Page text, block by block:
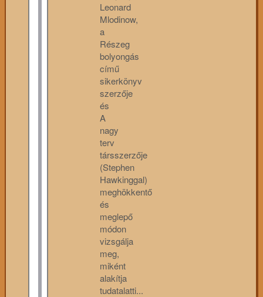
Leonard
Mlodinow,
a
Részeg
bolyongás
című
sikerkönyv
szerzője
és
A
nagy
terv
társszerzője
(Stephen
Hawkinggal)
meghökkentő
és
meglepő
módon
vizsgálja
meg,
miként
alakítja
tudatalatti...